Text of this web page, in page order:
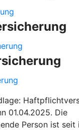
01.04.2025. Die
Person ist seit